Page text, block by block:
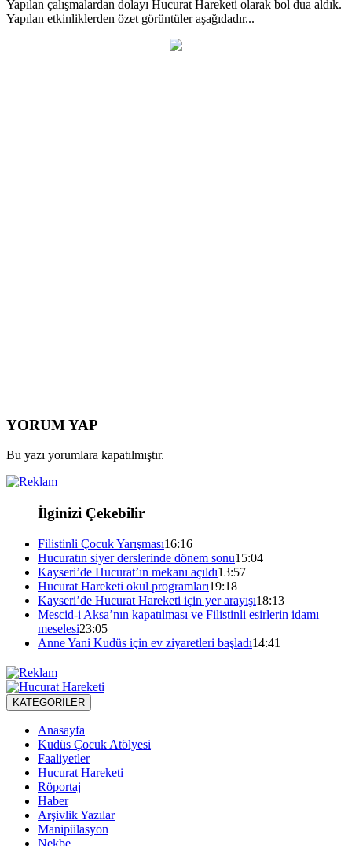
Yapılan çalışmalardan dolayı Hucurat Hareketi olarak bol dua aldık.
Yapılan etkinliklerden özet görüntüler aşağıdadır...
YORUM YAP
Bu yazı yorumlara kapatılmıştır.
İlginizi Çekebilir
Filistinli Çocuk Yarışması16:16
Hucuratın siyer derslerinde dönem sonu15:04
Kayseri’de Hucurat’ın mekanı açıldı13:57
Hucurat Hareketi okul programları19:18
Kayseri’de Hucurat Hareketi için yer arayışı18:13
Mescid-i Aksa’nın kapatılması ve Filistinli esirlerin idamı
meselesi23:05
Anne Yani Kudüs için ev ziyaretleri başladı14:41
KATEGORİLER
Anasayfa
Kudüs Çocuk Atölyesi
Faaliyetler
Hucurat Hareketi
Röportaj
Haber
Arşivlik Yazılar
Manipülasyon
Nekbe